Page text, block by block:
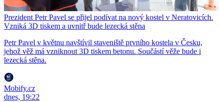
Prezident Petr Pavel se přijel podívat na nový kostel v Neratovicích.
Vzniká 3D tiskem a uvnitř bude lezecká stěna
Petr Pavel v květnu navštívil staveniště prvního kostela v Česku,
jehož věž má vzniknout 3D tiskem betonu. Součástí věže bude i
lezecká stěna.
Mobify.cz
dnes, 19:22